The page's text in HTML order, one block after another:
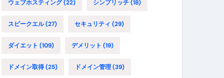
ウェブホスティング(22) シンプリッチ(18)
スピークエル(27) セキュリティ (29)
ダイエット (109) デメリット (19)
ドメイン取得(25) ドメイン管理(39)